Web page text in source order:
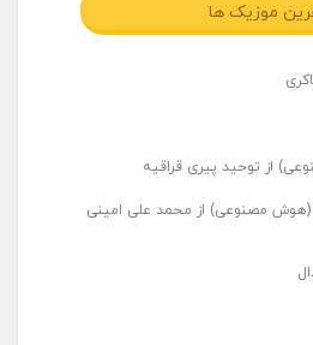
موزیک ها
از توحید پیری قراقیه
(هوش مصنوعی) از محمد علی امینی